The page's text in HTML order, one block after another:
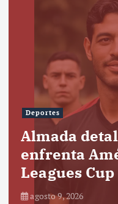
Deportes
Almada
enfrenta
Leagues Cup
agosto 9, 2026